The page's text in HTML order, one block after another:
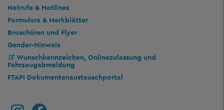
Notrufe & Hotlines
Formulare & Merkblätter
Broschüren und Flyer
Gender-Hinweis
Wunschkennzeichen, Onlinezulassung und
Fahrzeugabmeldung
FTAPI Dokumentenaustauschportal